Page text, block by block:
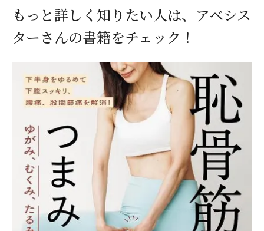
もっと詳しく知りたい人は、アベシス
ターさんの書籍をチェック！